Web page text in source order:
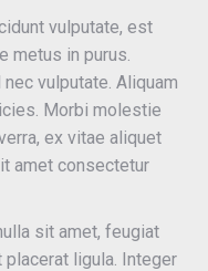
vulputate, est
metus in purus.
vulputate. Aliquam
Morbi molestie
ex vitae aliquet
amet consectetur
sit amet, feugiat
placerat ligula. Integer